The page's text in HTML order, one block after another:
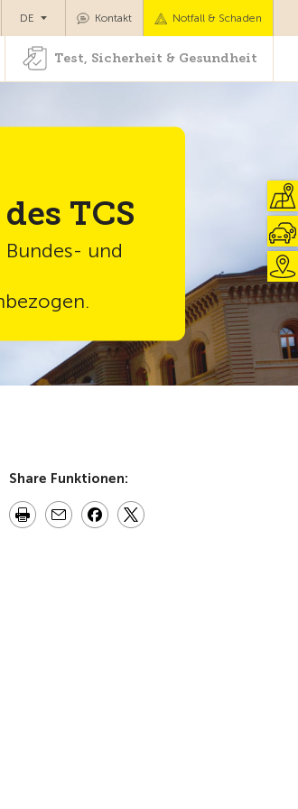
Test, Sicherheit & Gesundheit
Kontakt Notfall & Schaden
DE
Test, Sicherheit & Gesundheit
TCS
und
Share Funktionen: